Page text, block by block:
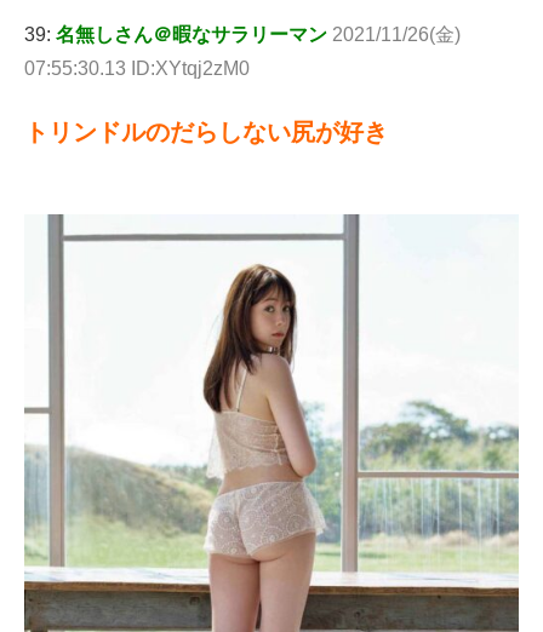
39: 名無しさん＠暇なサラリーマン 2021/11/26(金)
07:55:30.13 ID:XYtqj2zM0
トリンドルのだらしない尻が好き